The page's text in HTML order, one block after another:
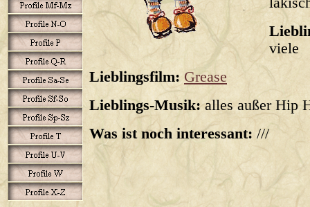
viele
Lieblingsfilm: Grease
Lieblings-Musik:alles außer Hip
Was ist noch interessant: ///